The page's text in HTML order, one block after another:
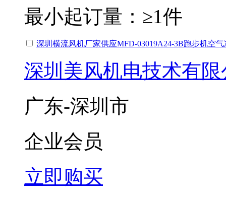
最小起订量： ≥1件
深圳横流风机厂家供应MFD-03019A24-3B跑步机空
深圳美风机电技术有限
广东-深圳市
企业会员
立即购买